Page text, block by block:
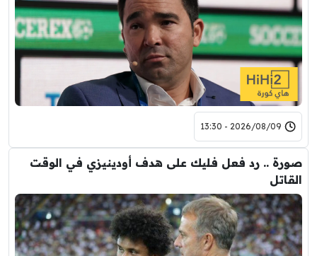
2026/08/09 - 13:30
صورة .. رد فعل فليك على هدف أودينيزي في الوقت
القاتل